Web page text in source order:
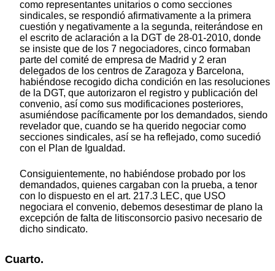
como representantes unitarios o como secciones
sindicales, se respondió afirmativamente a la primera
cuestión y negativamente a la segunda, reiterándose en
el escrito de aclaración a la DGT de 28-01-2010, donde
se insiste que de los 7 negociadores, cinco formaban
parte del comité de empresa de Madrid y 2 eran
delegados de los centros de Zaragoza y Barcelona,
habiéndose recogido dicha condición en las resoluciones
de la DGT, que autorizaron el registro y publicación del
convenio, así como sus modificaciones posteriores,
asumiéndose pacíficamente por los demandados, siendo
revelador que, cuando se ha querido negociar como
secciones sindicales, así se ha reflejado, como sucedió
con el Plan de Igualdad.
Consiguientemente, no habiéndose probado por los
demandados, quienes cargaban con la prueba, a tenor
con lo dispuesto en el art. 217.3 LEC, que USO
negociara el convenio, debemos desestimar de plano la
excepción de falta de litisconsorcio pasivo necesario de
dicho sindicato.
Cuarto.